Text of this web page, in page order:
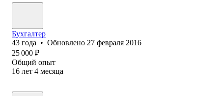
Бухгалтер
43 года • Обновлено 27 февраля 2016
25 000 ₽
Общий опыт
16 лет 4 месяца